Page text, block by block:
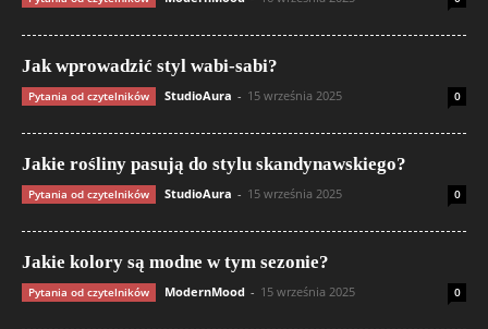
Jak wprowadzić styl wabi-sabi?
Pytania od czytelników StudioAura - 15 września 2025 0
Jakie rośliny pasują do stylu skandynawskiego?
Pytania od czytelników StudioAura - 15 września 2025 0
Jakie kolory są modne w tym sezonie?
Pytania od czytelników ModernMood - 15 września 2025 0